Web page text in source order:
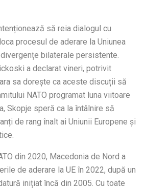
să reia dialogul cu
procesul de aderare la Uniunea
bilaterale persistente.
a declarat vineri, potrivit
sa dorește ca aceste discuții să
NATO programat luna viitoare
Skopje speră ca la întâlnire să
de rang înalt ai Uniunii Europene și
din 2020, Macedonia de Nord a
de aderare la UE în 2022, după un
inițiat încă din 2005. Cu toate